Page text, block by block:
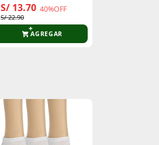
S/ 13.70 40%OFF
S/ 22.90
AGREGAR